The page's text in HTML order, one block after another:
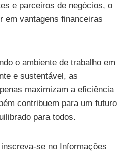
e parceiros de negócios, o
em vantagens financeiras
o ambiente de trabalho em
e sustentável, as
maximizam a eficiência
contribuem para um futuro
para todos.
se no Informações